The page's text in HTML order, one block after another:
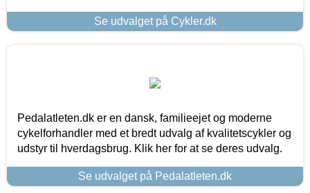
Se udvalget på Cykler.dk
Pedalatleten.dk er en dansk, familieejet og moderne
cykelforhandler med et bredt udvalg af kvalitetscykler og
udstyr til hverdagsbrug. Klik her for at se deres udvalg.
Se udvalget på Pedalatleten.dk